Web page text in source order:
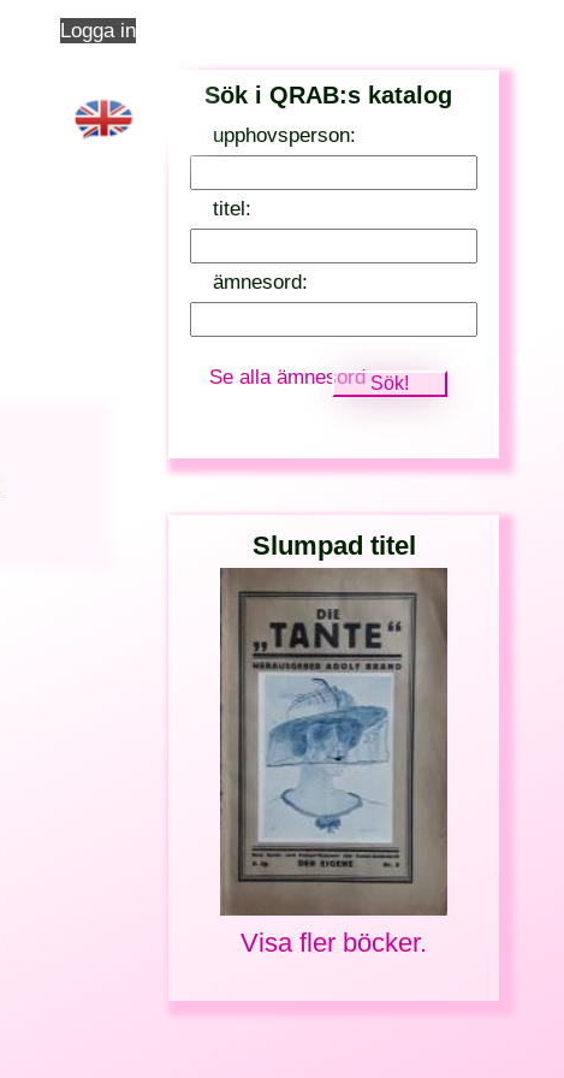
Logga in
Sök i QRAB:s katalog
upphovsperson:
titel:
ämnesord:
Se alla ämnesord
Slumpad titel
Visa fler böcker.